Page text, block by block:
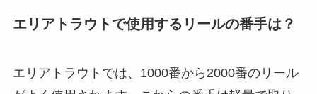
エリアトラウトで使用するリールの番手は？
エリアトラウトでは、1000番から2000番のリール